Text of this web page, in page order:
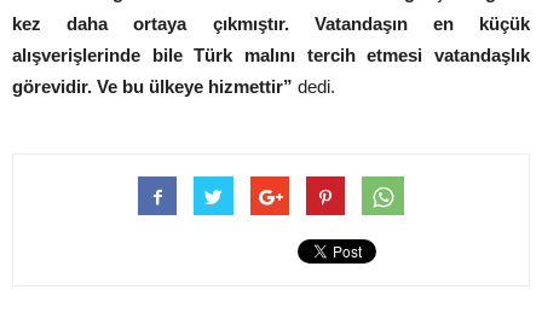
kez daha ortaya çıkmıştır. Vatandaşın en küçük
alışverişlerinde bile Türk malını tercih etmesi vatandaşlık
görevidir. Ve bu ülkeye hizmettir” dedi.